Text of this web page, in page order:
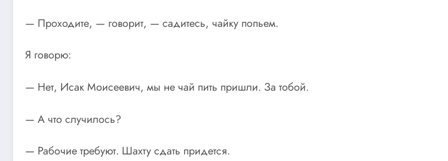
— Проходите, — говорит, — садитесь, чайку попьем.
Я говорю:
— Нет, Исак Моисеевич, мы не чай пить пришли. За тобой.
— А что случилось?
— Рабочие требуют. Шахту сдать придется.